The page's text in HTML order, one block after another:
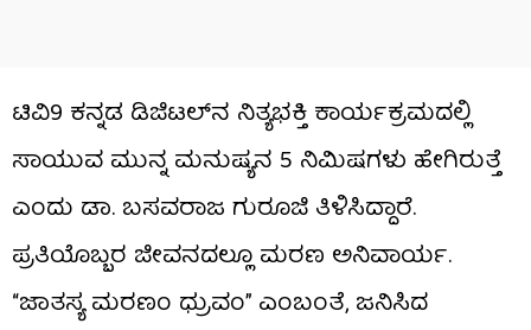
ಟಿವಿ9 ಕನ್ನಡ ಡಿಜಿಟಲ್​ನ ನಿತ್ಯಭಕ್ತಿ ಕಾರ್ಯಕ್ರಮದಲ್ಲಿ
ಸಾಯುವ ಮುನ್ನ ಮನುಷ್ಯನ 5 ನಿಮಿಷಗಳು ಹೇಗಿರುತ್ತೆ
ಎಂದು ಡಾ. ಬಸವರಾಜ ಗುರೂಜಿ ತಿಳಿಸಿದ್ದಾರೆ.
ಪ್ರತಿಯೊಬ್ಬರ ಜೀವನದಲ್ಲೂ ಮರಣ ಅನಿವಾರ್ಯ.
“ಜಾತಸ್ಯ ಮರಣಂ ಧ್ರುವಂ” ಎಂಬಂತೆ, ಜನಿಸಿದ